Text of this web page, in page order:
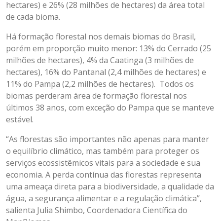
hectares) e 26% (28 milhões de hectares) da área total
de cada bioma.
Há formação florestal nos demais biomas do Brasil,
porém em proporção muito menor: 13% do Cerrado (25
milhões de hectares), 4% da Caatinga (3 milhões de
hectares), 16% do Pantanal (2,4 milhões de hectares) e
11% do Pampa (2,2 milhões de hectares). Todos os
biomas perderam área de formação florestal nos
últimos 38 anos, com exceção do Pampa que se manteve
estável.
“As florestas são importantes não apenas para manter
o equilíbrio climático, mas também para proteger os
serviços ecossistêmicos vitais para a sociedade e sua
economia. A perda contínua das florestas representa
uma ameaça direta para a biodiversidade, a qualidade da
água, a segurança alimentar e a regulação climática”,
salienta Julia Shimbo, Coordenadora Científica do